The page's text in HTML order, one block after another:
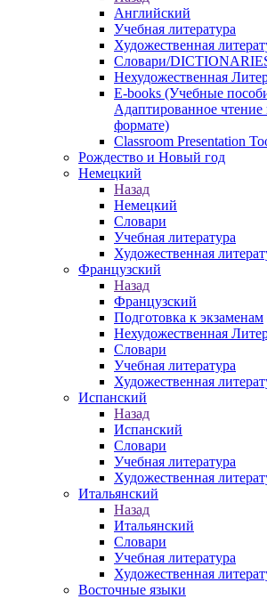
Английский
Учебная литература
Художественная
Словари/
Нехудожественная
E-books (Учебные
Адаптированное чтение
формате)
Classroom Presentation
Рождество и Новый год
Немецкий
Назад
Немецкий
Словари
Учебная литература
Художественная
Французский
Назад
Французский
Подготовка к экзаменам
Нехудожественная
Словари
Учебная литература
Художественная
Испанский
Назад
Испанский
Словари
Учебная литература
Художественная
Итальянский
Назад
Итальянский
Словари
Учебная литература
Художественная
Восточные языки